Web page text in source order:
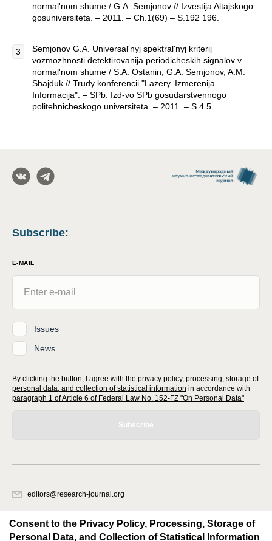
normal'nom shume / G.A. Semjonov // Izvestija Altajskogo
gosuniversiteta. – 2011. – Ch.1(69) – S.192 196.
Semjonov G.A. Universal'nyj spektral'nyj kriterij
vozmozhnosti detektirovanija periodicheskih signalov v
normal'nom shume / S.A. Ostanin, G.A. Semjonov, A.M.
Shajduk // Trudy konferencii "Lazery. Izmerenija.
Informacija". – SPb: Izd-vo SPb gosudarstvennogo
politehnicheskogo universiteta. – 2011. – S.4 5.
Subscribe:
E-MAIL
Issues
News
By clicking the button, I agree with the privacy policy, processing, storage of
personal data, and collection of statistical information in accordance with
paragraph 1 of Article 6 of Federal Law No. 152-FZ "On Personal Data"
Subscribe
editors@research-journal.org
office 1
Consent to the Privacy Policy, Processing, Storage of
Personal Data, and Collection of Statistical Information